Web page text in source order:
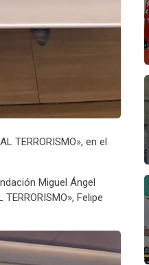
TERRORISMO», en el
Miguel Ángel
Felipe